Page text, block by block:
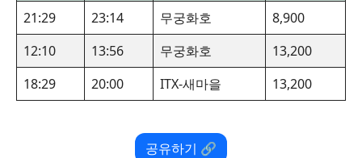
21:29
23:14 무궁화호
8,900
12:10
13:56 무궁화호
13,200
18:29
20:00 ITX-새마을 13,200
공유하기 🔗